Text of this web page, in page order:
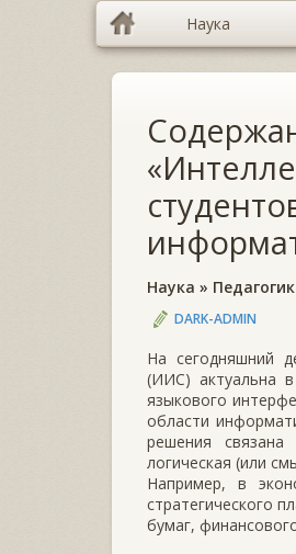
Наука
Наука »
DARK-ADMIN
На сегодняшний
(ИИС) актуальна
языкового
области
решения связана
логическая (или
Например, в
стратегического
бумаг,